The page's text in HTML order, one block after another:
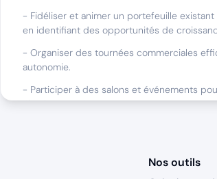
- Fidéliser et animer un portefeuille
en identifiant des opportunités de
- Organiser des tournées commerciales
autonomie.
- Participer à des salons et événements
élargir votre réseau.
Nos outils